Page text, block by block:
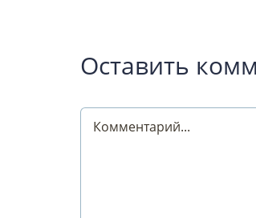
Оставить
Comment